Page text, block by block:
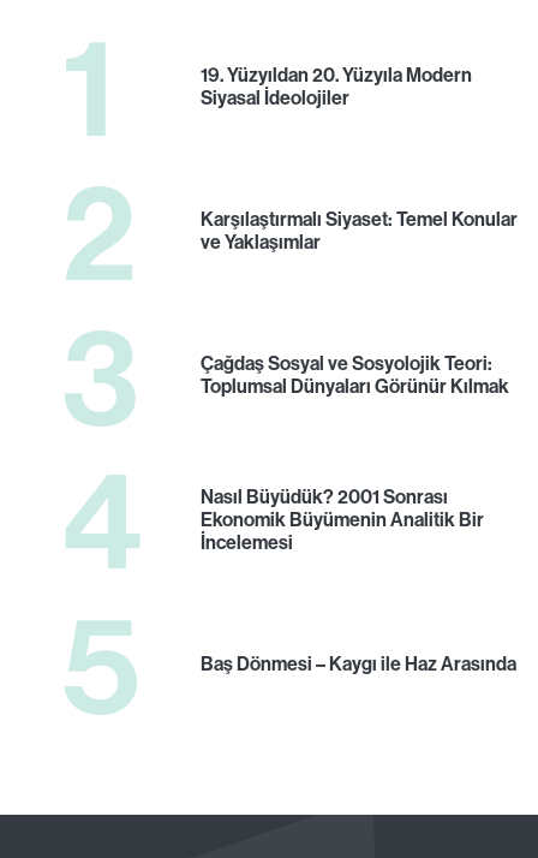
1
19. Yüzyıldan 20. Yüzyıla Modern
Siyasal İdeolojiler
2
Karşılaştırmalı Siyaset: Temel Konular
ve Yaklaşımlar
3
Çağdaş Sosyal ve Sosyolojik Teori:
Toplumsal Dünyaları Görünür Kılmak
4
Nasıl Büyüdük? 2001 Sonrası
Ekonomik Büyümenin Analitik Bir
İncelemesi
5 Baş Dönmesi – Kaygı ile Haz Arasında